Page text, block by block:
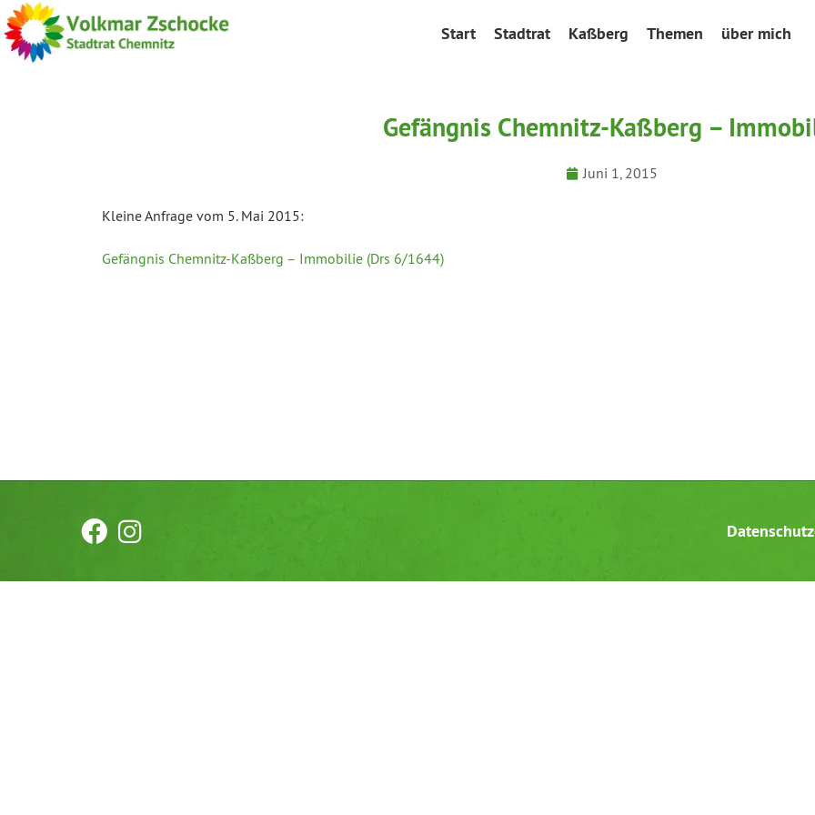
Start Stadtrat Kaßberg Themen über mich
Gefängnis Chemnitz-Kaßberg –
Juni 1, 2015
Kleine Anfrage vom 5. Mai 2015:
Gefängnis Chemnitz-Kaßberg – Immobilie (Drs 6/1644)